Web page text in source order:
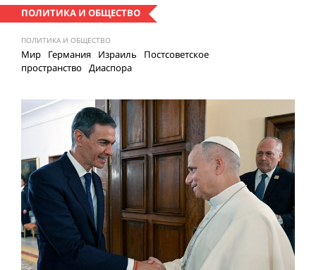
ПОЛИТИКА И ОБЩЕСТВО
ПОЛИТИКА И ОБЩЕСТВО
Мир Германия Израиль
Постсоветское
пространство Диаспора